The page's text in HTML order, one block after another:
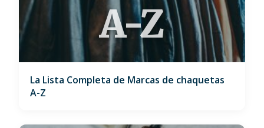
A-Z
La Lista Completa de Marcas de chaquetas
A-Z